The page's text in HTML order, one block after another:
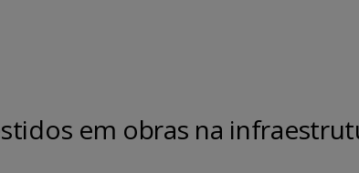
em obras na